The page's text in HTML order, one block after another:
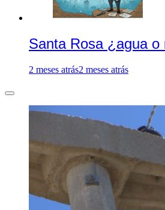
Santa Rosa ¿agua o
2 meses atrás2 meses atrás